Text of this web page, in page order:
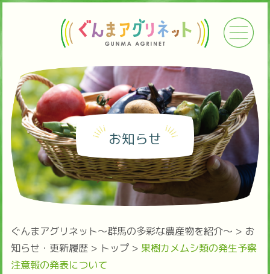
お知らせ
ぐんまアグリネット～群馬の多彩な農産物を紹介～ > お
知らせ・更新履歴> トップ> 果樹カメムシ類の発生予察
注意報の発表について